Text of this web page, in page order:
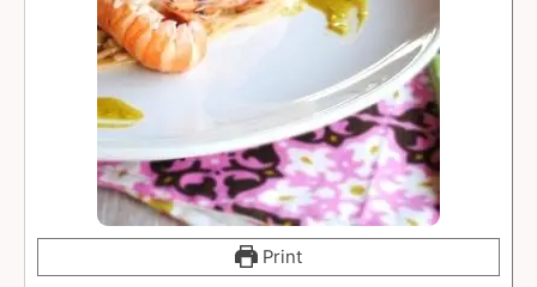
Print